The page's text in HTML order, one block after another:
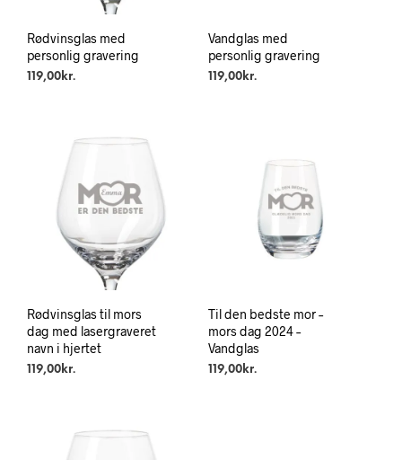
Rødvinsglas med
personlig gravering
119,00 kr.
Vandglas med
personlig gravering
119,00kr.
Rødvinsglas til mors
dag med lasergraveret
navn i hjertet
119,00 kr.
Til den bedste mor –
mors dag 2024 –
Vandglas
119,00kr.